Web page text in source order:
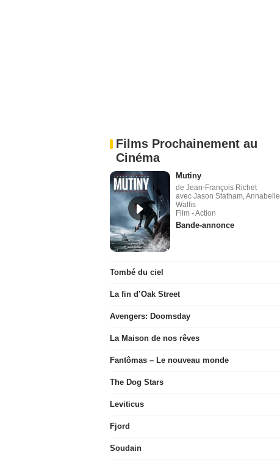
Films Prochainement au
Cinéma
Mutiny
de Jean-François Richet
avec Jason Statham, Annabelle
Wallis
Film - Action
Bande-annonce
Tombé du ciel
La fin d’Oak Street
Avengers: Doomsday
La Maison de nos rêves
Fantômas – Le nouveau monde
The Dog Stars
Leviticus
Fjord
Soudain